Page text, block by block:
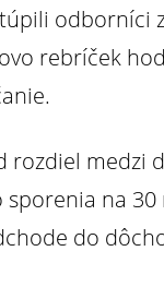
odborníci
rebríček
rozdiel medzi
na 30
do